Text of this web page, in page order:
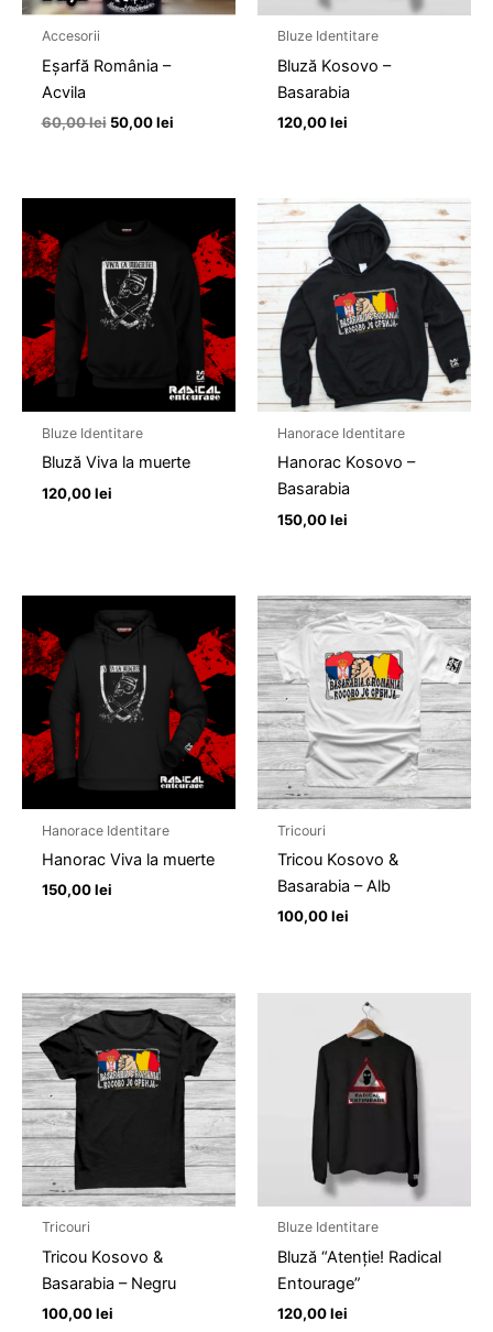
Accesorii
Eșarfă România –
Acvila
60,00lei 50,00lei
Bluze Identitare
Bluză Kosovo –
Basarabia
120,00lei
Bluze Identitare
Bluză Viva la muerte
120,00lei
Hanorace Identitare
Hanorac Kosovo –
Basarabia
150,00lei
Hanorace Identitare
Hanorac Viva la muerte
150,00lei
Tricouri
Tricou Kosovo &
Basarabia – Alb
100,00lei
Tricouri
Tricou Kosovo &
Basarabia – Negru
100,00lei
Bluze Identitare
Bluză “Atenție! Radical
Entourage”
120,00lei